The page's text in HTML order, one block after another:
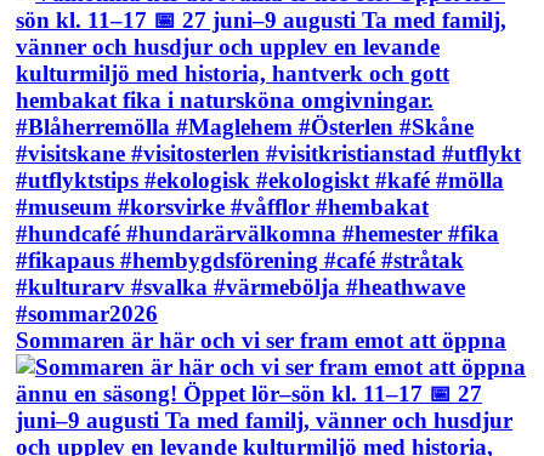
Sommaren är här och vi ser fram emot att öppna